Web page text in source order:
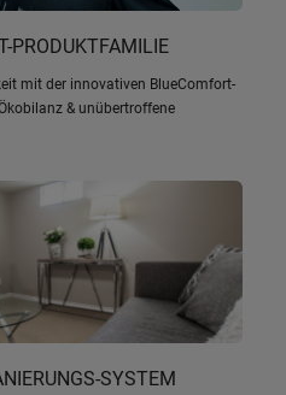
PRODUKTFAMILIE
mit der innovativen BlueComfort-
& unübertroffene
SYSTEM